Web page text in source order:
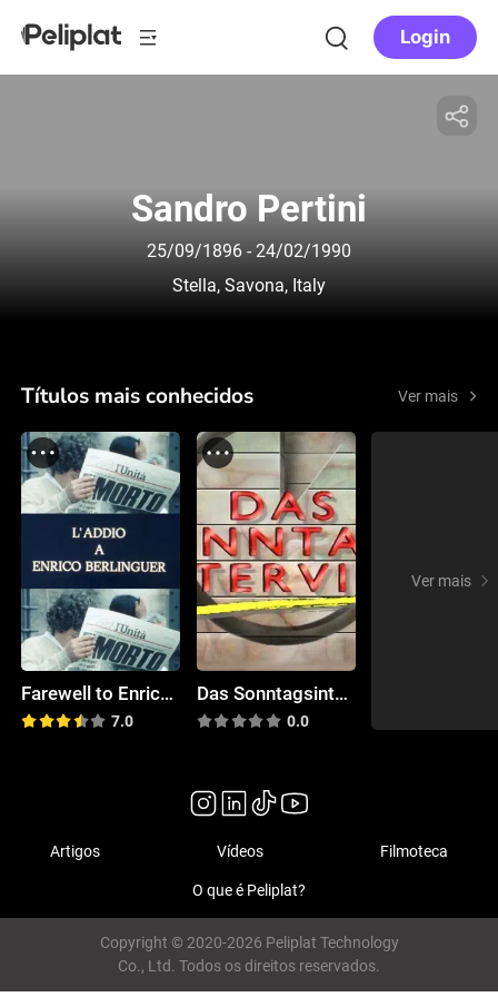
Login
Sandro Pertini
25/09/1896 - 24/02/1990
Stella, Savona, Italy
Títulos mais conhecidos Ver mais
Farewell to Enrico Berlinguer
7.0
Das Sonntagsinterview
0.0
Ver mais
Artigos Vídeos Filmoteca
O que é Peliplat?
Copyright © 2020-2026 Peliplat Technology
Co., Ltd. Todos os direitos reservados.